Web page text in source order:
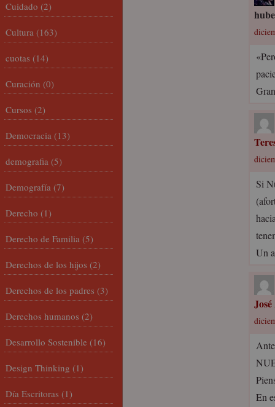
Si
Un
En
Cuidado (2)
Cultura (163)
cuotas (14)
Curación (0)
Cursos (2)
Democracia (13)
demografia (5)
Demografía (7)
Derecho (1)
Derecho de Familia (5)
Derechos de los hijos (2)
Derechos de los padres (3)
Derechos humanos (2)
Desarrollo Sostenible (16)
Design Thinking (1)
Día Escritoras (1)